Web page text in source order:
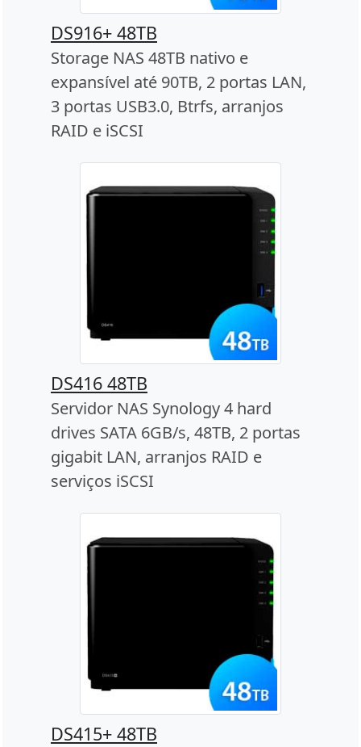
DS916+ 48TB
Storage NAS 48TB nativo e
expansível até 90TB, 2 portas LAN,
3 portas USB3.0, Btrfs, arranjos
RAID e iSCSI
DS416 48TB
Servidor NAS Synology 4 hard
drives SATA 6GB/s, 48TB, 2 portas
gigabit LAN, arranjos RAID e
serviços iSCSI
DS415+ 48TB